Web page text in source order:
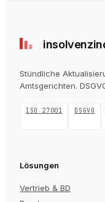
insolvenz
Stündliche
Amtsgerichten.
ISO 27001 DSGVO
Lösungen
Vertrieb & BD